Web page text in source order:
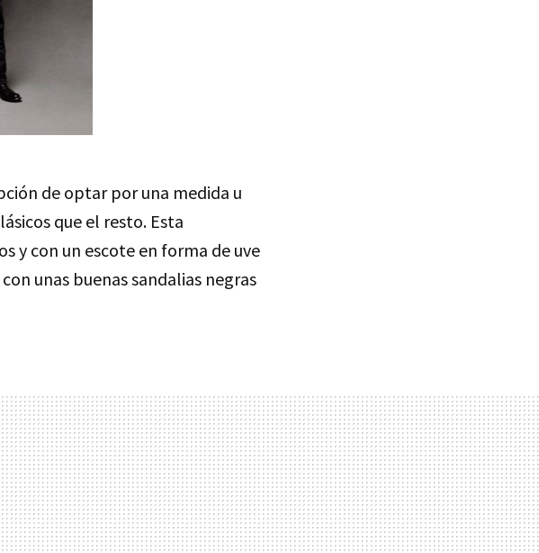
de optar por una medida u
que el resto. Esta
y con un escote en forma de uve
unas buenas sandalias negras